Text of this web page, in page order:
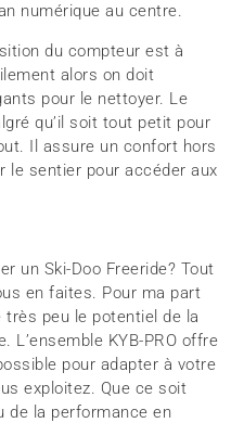
numérique au centre.
du compteur est à
alors on doit
pour le nettoyer. Le
qu’il soit tout petit pour
Il assure un confort hors
le sentier pour accéder aux
un Ski-Doo Freeride? Tout
en faites. Pour ma part
très peu le potentiel de la
L’ensemble KYB-PRO offre
pour adapter à votre
exploitez. Que ce soit
de la performance en